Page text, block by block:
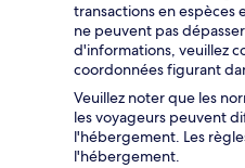
transactions en
ne peuvent pas
d'informations, veuillez
coordonnées figurant
Veuillez noter que les
les voyageurs peuvent
l'hébergement. Les
l'hébergement.